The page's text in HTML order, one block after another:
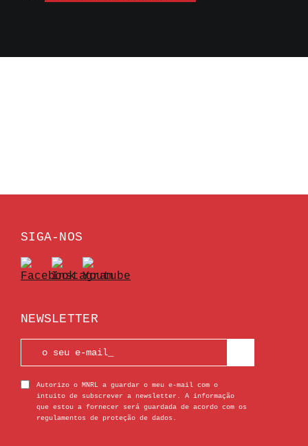
SIGA-NOS
NEWSLETTER
Autorizo o MNRL a guardar o meu e-mail com o
intuito de subscrever a newsletter. A informação
que estou a fornecer será guardada de acordo com os
regulamentos de proteção de dados.